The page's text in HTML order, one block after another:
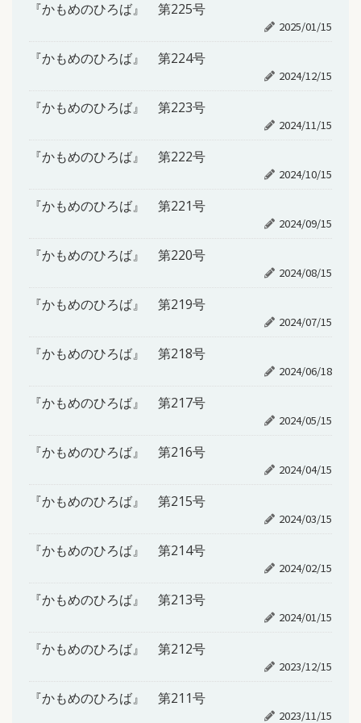
『かもめのひろば』 第225号
2025/01/15
『かもめのひろば』 第224号
2024/12/15
『かもめのひろば』 第223号
2024/11/15
『かもめのひろば』 第222号
2024/10/15
『かもめのひろば』 第221号
2024/09/15
『かもめのひろば』 第220号
2024/08/15
『かもめのひろば』 第219号
2024/07/15
『かもめのひろば』 第218号
2024/06/18
『かもめのひろば』 第217号
2024/05/15
『かもめのひろば』 第216号
2024/04/15
『かもめのひろば』 第215号
2024/03/15
『かもめのひろば』 第214号
2024/02/15
『かもめのひろば』 第213号
2024/01/15
『かもめのひろば』 第212号
2023/12/15
『かもめのひろば』 第211号
2023/11/15